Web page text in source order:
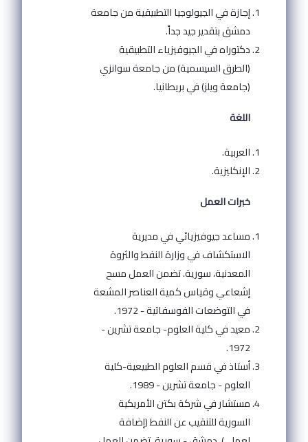
إجازة في الجيولوجيا التطبيقية من جامعة
دمشق بتقدير جيد جداً.
دكتوراه في الجيوفيزياء التطبيقية
(الطرق السيسمية) من جامعة سوانزي
(جامعة ويلز) في بريطانيا.
اللغة
العربية.
الإنكليزية.
خبرات العمل
مساعد جيوفيزيائي في مديرية
الاستكشاف في وزارة النفط والثروة
المعدنية، سورية. تضمن العمل مسح
إشعاعي وقياس كمية العناصر المشعة
في التوضعات الفوسفاتية - 1972.
معيد في كلية العلوم- جامعة تشرين -
1972.
أستاذ في قسم العلوم الطبيعية-كلية
العلوم - جامعة تشرين - 1989.
مستشار في شركة بكتن الأمريكية
السورية للتنقيب عن النفط (إضافة